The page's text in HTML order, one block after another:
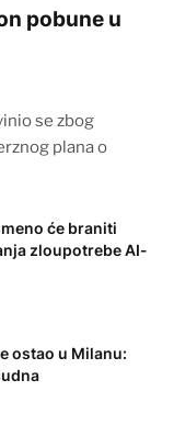
pobune u
se zbog
plana o
će braniti
zloupotrebe AI-
ostao u Milanu: